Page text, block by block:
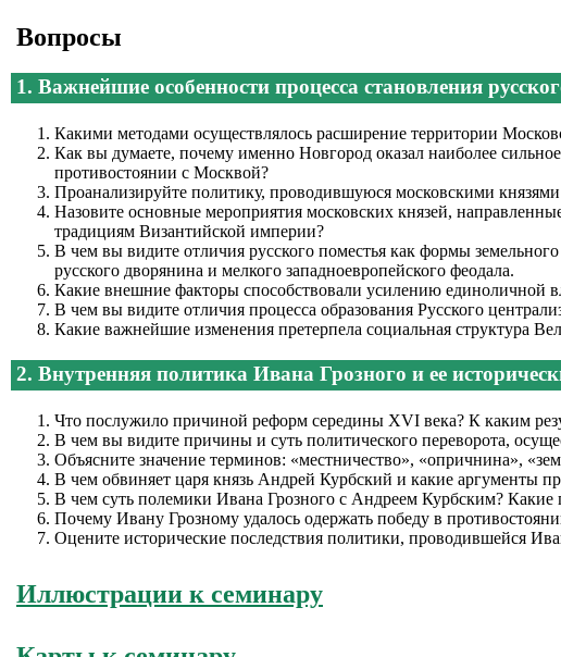
Вопросы
1. Важнейшие особенности процесса становления
Какими методами осуществлялось расширение территории
Как вы думаете, почему именно Новгород оказал наиболее
противостоянии с Москвой?
Проанализируйте политику, проводившуюся московскими
Назовите основные мероприятия московских князей,
традициям Византийской империи?
В чем вы видите отличия русского поместья как формы
русского дворянина и мелкого западноевропейского феодала.
Какие внешние факторы способствовали усилению единоличной
В чем вы видите отличия процесса образования Русского
Какие важнейшие изменения претерпела социальная структура
2. Внутренняя политика Ивана Грозного и ее
Что послужило причиной реформ середины XVI века? К каким
В чем вы видите причины и суть политического переворота,
Объясните значение терминов: «местничество», «опричнина»,
В чем обвиняет царя князь Андрей Курбский и какие аргументы
В чем суть полемики Ивана Грозного с Андреем Курбским? Какие
Почему Ивану Грозному удалось одержать победу в
Оцените исторические последствия политики, проводившейся
Иллюстрации к семинару